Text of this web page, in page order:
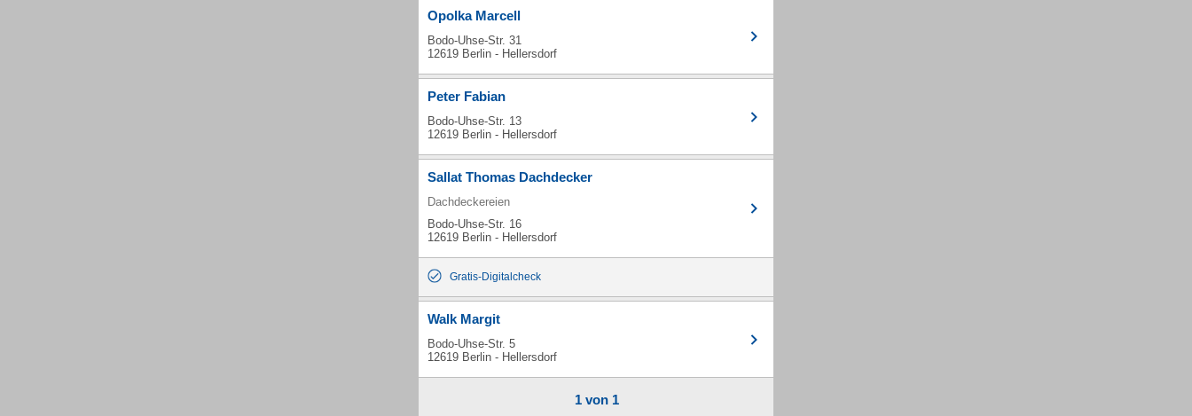
Opolka Marcell
Bodo-Uhse-Str. 31
12619 Berlin - Hellersdorf
Peter Fabian
Bodo-Uhse-Str. 13
12619 Berlin - Hellersdorf
Sallat Thomas Dachdecker
Dachdeckereien
Bodo-Uhse-Str. 16
12619 Berlin - Hellersdorf
Gratis-Digitalcheck
Walk Margit
Bodo-Uhse-Str. 5
12619 Berlin - Hellersdorf
1 von 1